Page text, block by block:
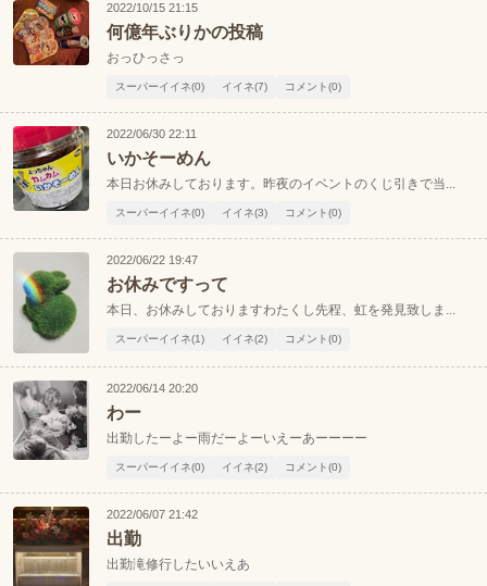
2022/10/15 21:15
何億年ぶりかの投稿
おっひっさっ
スーパーイイネ(0) イイネ(7) コメント(0)
2022/06/30 22:11
いかそーめん
本日お休みしております。昨夜のイベントのくじ引きで当...
スーパーイイネ(0) イイネ(3) コメント(0)
2022/06/22 19:47
お休みですって
本日、お休みしておりますわたくし先程、虹を発見致しま...
スーパーイイネ(1) イイネ(2) コメント(0)
2022/06/14 20:20
わー
出勤したーよー雨だーよーいえーあーーーー
スーパーイイネ(0) イイネ(2) コメント(0)
2022/06/07 21:42
出勤
出勤滝修行したいいえあ